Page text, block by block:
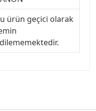
ürün geçici olarak